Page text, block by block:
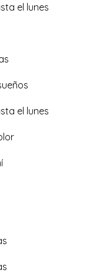
el lunes
el lunes